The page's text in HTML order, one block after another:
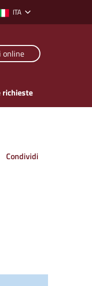
lingua: lingua
ITA
online
richieste
Condividi